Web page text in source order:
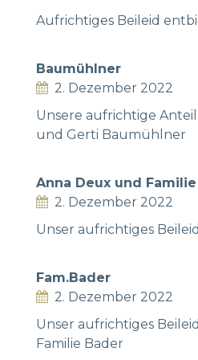
Aufrichtiges Beileid
Baumühlner
2. Dezember 2022
Unsere aufrichtige
und Gerti Baumühlner
Anna Deux und
2. Dezember 2022
Unser aufrichtiges
Fam.Bader
2. Dezember 2022
Unser aufrichtiges
Familie Bader